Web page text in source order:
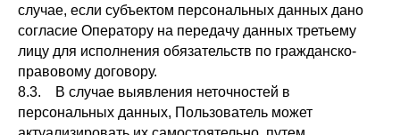
случае, если субъектом персональных данных дано
согласие Оператору на передачу данных третьему
лицу для исполнения обязательств по гражданско-
правовому договору.
8.3. В случае выявления неточностей в
персональных данных, Пользователь может